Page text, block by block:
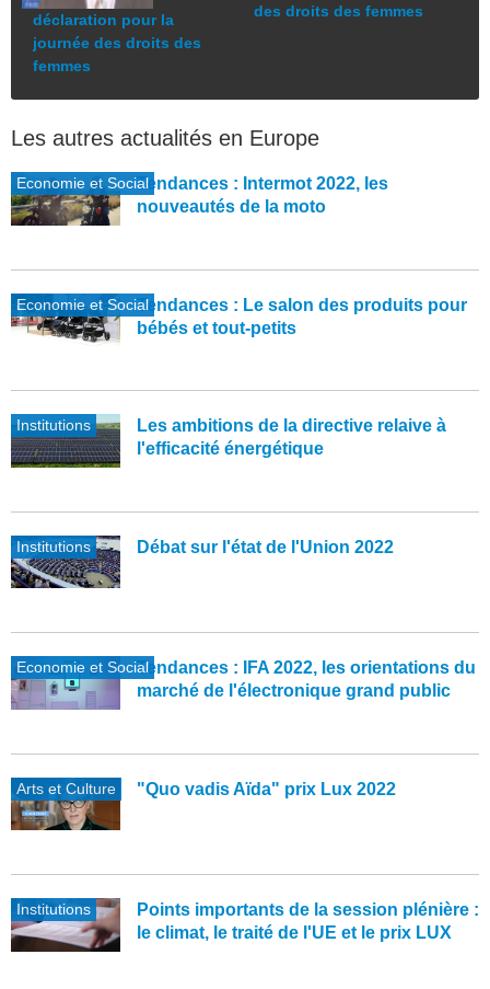
déclaration pour la
journée des droits des
femmes
des droits des femmes
Les autres actualités en Europe
Economie et SocialTendances : Intermot 2022, les
nouveautés de la moto
Economie et SocialTendances : Le salon des produits pour
bébés et tout-petits
Institutions
Les ambitions de la directive relaive à
l'efficacité énergétique
Institutions Débat sur l'état de l'Union 2022
Economie et SocialTendances : IFA 2022, les orientations du
marché de l'électronique grand public
Arts et Culture "Quo vadis Aïda" prix Lux 2022
Institutions
Points importants de la session plénière :
le climat, le traité de l'UE et le prix LUX